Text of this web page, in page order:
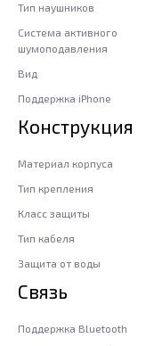
Тип наушников
Система активного
шумоподавления
Вид
Поддержка iPhone
Конструкция
Материал корпуса
Тип крепления
Класс защиты
Тип кабеля
Защита от воды
Связь
Поддержка Bluetooth